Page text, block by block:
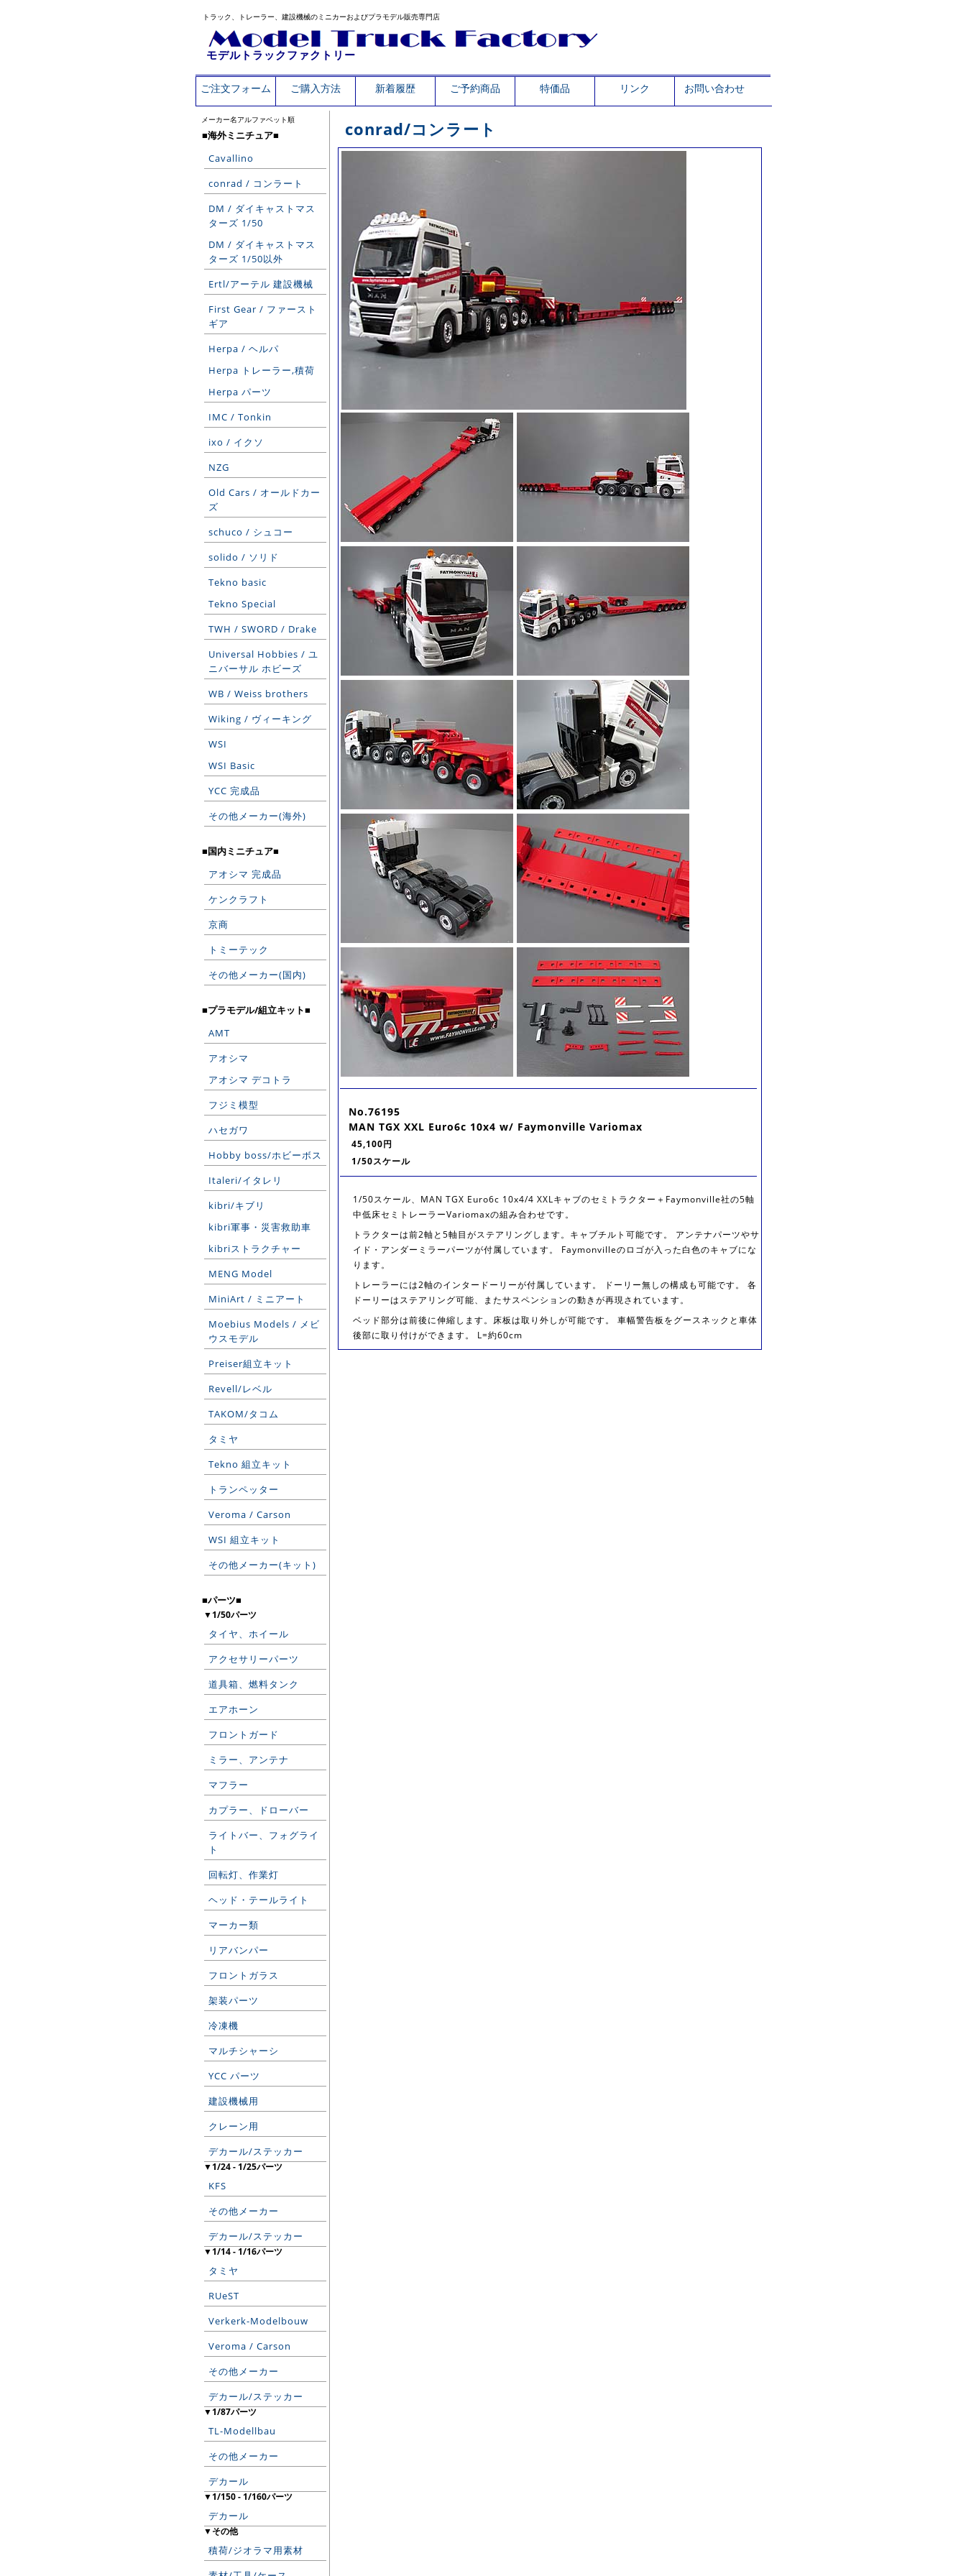
トラック、トレーラー、建設機械のミニカーおよびプラモデル販売専門店
モデルトラックファクトリー
ご注文フォーム ご購入方法 新着履歴 ご予約商品 特価品 リンク お問い合わせ
メーカー名アルファベット順
■海外ミニチュア■
Cavallino
conrad / コンラート
DM / ダイキャストマス
ターズ 1/50
DM / ダイキャストマス
ターズ 1/50以外
Ertl/アーテル 建設機械
First Gear / ファースト
ギア
Herpa / ヘルパ
Herpa トレーラー,積荷
Herpa パーツ
IMC / Tonkin
ixo / イクソ
NZG
Old Cars / オールドカー
ズ
schuco / シュコー
solido / ソリド
Tekno basic
Tekno Special
TWH / SWORD / Drake
Universal Hobbies / ユ
ニバーサル ホビーズ
WB / Weiss brothers
Wiking / ヴィーキング
WSI
WSI Basic
YCC 完成品
その他メーカー(海外)
■国内ミニチュア■
アオシマ 完成品
ケンクラフト
京商
トミーテック
その他メーカー(国内)
■プラモデル/組立キット■
AMT
アオシマ
アオシマ デコトラ
フジミ模型
ハセガワ
Hobby boss/ホビーボス
Italeri/イタレリ
kibri/キブリ
kibri軍事・災害救助車
kibriストラクチャー
MENG Model
MiniArt / ミニアート
Moebius Models / メビ
ウスモデル
Preiser組立キット
Revell/レベル
TAKOM/タコム
タミヤ
Tekno 組立キット
トランペッター
Veroma / Carson
WSI 組立キット
その他メーカー(キット)
■パーツ■
▼1/50パーツ
タイヤ、ホイール
アクセサリーパーツ
道具箱、燃料タンク
エアホーン
フロントガード
ミラー、アンテナ
マフラー
カプラー、ドローバー
ライトバー、フォグライ
ト
回転灯、作業灯
ヘッド・テールライト
マーカー類
リアバンパー
フロントガラス
架装パーツ
冷凍機
マルチシャーシ
YCC パーツ
建設機械用
クレーン用
デカール/ステッカー
▼1/24 - 1/25パーツ
KFS
その他メーカー
デカール/ステッカー
▼1/14 - 1/16パーツ
タミヤ
RUeST
Verkerk-Modelbouw
Veroma / Carson
その他メーカー
デカール/ステッカー
▼1/87パーツ
TL-Modellbau
その他メーカー
デカール
▼1/150 - 1/160パーツ
デカール
▼その他
積荷/ジオラマ用素材
conrad/コンラート
No.76195
MAN TGX XXL Euro6c 10x4 w/ Faymonville Variomax
45,100円
1/50スケール
1/50スケール、MAN TGX Euro6c 10x4/4 XXLキャブのセミトラクター＋Faymonville社の5軸
中低床セミトレーラーVariomaxの組み合わせです。
トラクターは前2軸と5軸目がステアリングします。キャブチルト可能です。 アンテナパーツやサ
イド・アンダーミラーパーツが付属しています。 Faymonvilleのロゴが入った白色のキャブにな
ります。
トレーラーには2軸のインタードーリーが付属しています。 ドーリー無しの構成も可能です。 各
ドーリーはステアリング可能、またサスペンションの動きが再現されています。
ベッド部分は前後に伸縮します。床板は取り外しが可能です。 車幅警告板をグースネックと車体
後部に取り付けができます。 L=約60cm